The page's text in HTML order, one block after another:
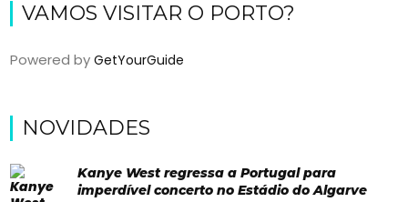
dormir?
VAMOS VISITAR O PORTO?
Powered byGetYourGuide
NOVIDADES
Kanye West regressa a Portugal para
imperdível concerto no Estádio do Algarve